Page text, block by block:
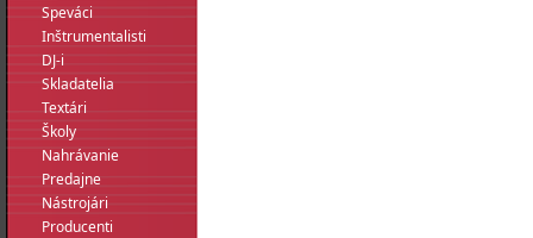
Speváci
Inštrumentalisti
DJ-i
Skladatelia
Textári
Školy
Nahrávanie
Predajne
Nástrojári
Producenti